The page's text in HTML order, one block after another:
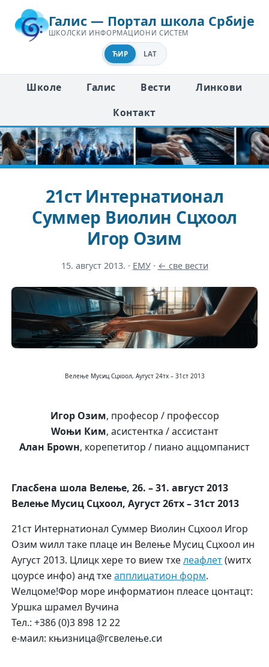
Галис — Портал школа Србије
ШКОЛСКИ ИНФОРМАЦИОНИ СИСТЕМ
ЋИР LAT
Школе Галис Вести
Линкови
Контакт
21ст Интернатионал
Суммер Виолин Сцхоол
Игор Озим
15. август 2013. · ЕМУ· ← све вести
Велење Мусиц Сцхоол, Аугуст 24тх – 31ст 2013
Игор Озим, професор / профессор
Wоњи Ким, асистентка / ассистант
Алан Броwн, корепетитор / пиано аццомпанист
Гласбена шола Велење, 26. – 31. август 2013
Велење Мусиц Сцхоол, Аугуст 26тх – 31ст 2013
21ст Интернатионал Суммер Виолин Сцхоол Игор
Озим wилл таке плаце ин Велење Мусиц Сцхоол ин
Аугуст 2013. Цлицк хере то виеw тхелеафлет(wитх
цоурсе инфо) анд тхеапплицатион форм.
Wелцоме!Фор море информатион плеасе цонтацт:
Уршка шрамел Вучина
Тел.: +386 (0)3 898 12 22
е-маил: књизница@гсвелење.си